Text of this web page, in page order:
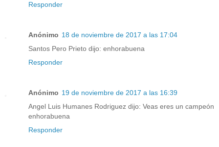
Responder
Anónimo 18 de noviembre de 2017 a las 17:04
Santos Pero Prieto dijo: enhorabuena
Responder
Anónimo 19 de noviembre de 2017 a las 16:39
Angel Luis Humanes Rodriguez dijo: Veas eres un campeón
enhorabuena
Responder